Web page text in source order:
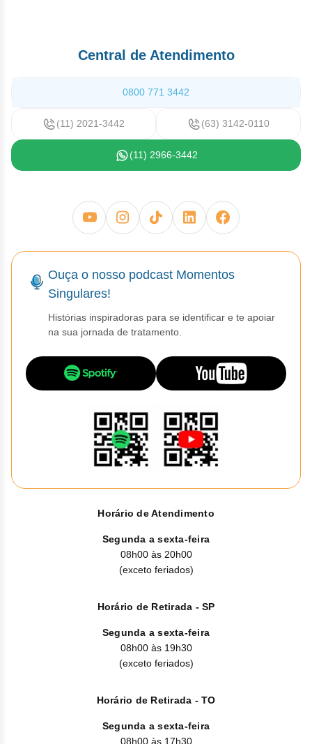
Central de Atendimento
0800 771 3442
(11) 2021-3442 (63) 3142-0110
(11) 2966-3442
Ouça o nosso podcast Momentos
Singulares!
Histórias inspiradoras para se identificar e te apoiar
na sua jornada de tratamento.
Horário de Atendimento
Segunda a sexta-feira
08h00 às 20h00
(exceto feriados)
Horário de Retirada - SP
Segunda a sexta-feira
08h00 às 19h30
(exceto feriados)
Horário de Retirada - TO
Segunda a sexta-feira
08h00 às 17h30